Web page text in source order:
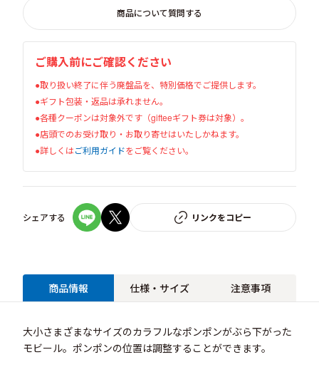
商品について質問する
ご購入前にご確認ください
●取り扱い終了に伴う廃盤品を、特別価格でご提供します。
●ギフト包装・返品は承れません。
●各種クーポンは対象外です（gifteeギフト券は対象）。
●店頭でのお受け取り・お取り寄せはいたしかねます。
●詳しくはご利用ガイドをご覧ください。
シェアする リンクをコピー
商品情報 仕様・サイズ 注意事項
大小さまざまなサイズのカラフルなポンポンがぶら下がった
モビール。ポンポンの位置は調整することができます。